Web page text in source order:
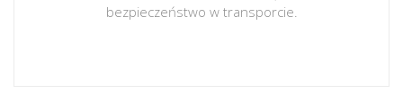
bezpieczeństwo w transporcie.